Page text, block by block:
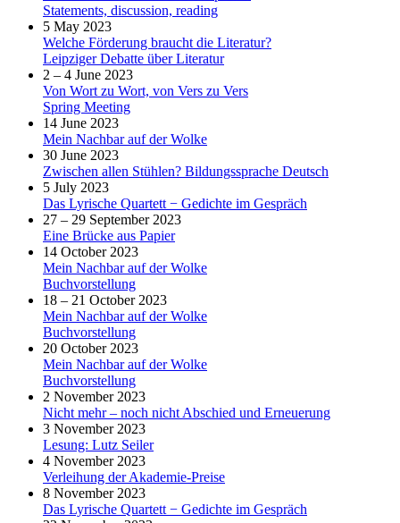
Statements, discussion, reading
5 May 2023
Welche Förderung braucht die Literatur?
Leipziger Debatte über Literatur
2 – 4 June 2023
Von Wort zu Wort, von Vers zu Vers
Spring Meeting
14 June 2023
Mein Nachbar auf der Wolke
30 June 2023
Zwischen allen Stühlen? Bildungssprache Deutsch
5 July 2023
Das Lyrische Quartett − Gedichte im Gespräch
27 – 29 September 2023
Eine Brücke aus Papier
14 October 2023
Mein Nachbar auf der Wolke
Buchvorstellung
18 – 21 October 2023
Mein Nachbar auf der Wolke
Buchvorstellung
20 October 2023
Mein Nachbar auf der Wolke
Buchvorstellung
2 November 2023
Nicht mehr – noch nicht Abschied und Erneuerung
3 November 2023
Lesung: Lutz Seiler
4 November 2023
Verleihung der Akademie-Preise
8 November 2023
Das Lyrische Quartett − Gedichte im Gespräch